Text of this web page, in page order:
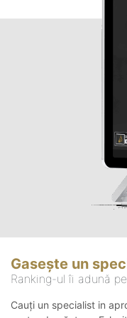
Gasește un
Ranking-ul îi adună
Cauți un specialist in